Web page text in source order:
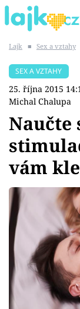
SHOPAHOLICADEL
Témata
Youtubeři
Virály
Sex a
Videa
Lajk ■ Sex a vztahy
SEX A VZTAHY
25. října 2015
Michal Chalupa
Naučte
vám